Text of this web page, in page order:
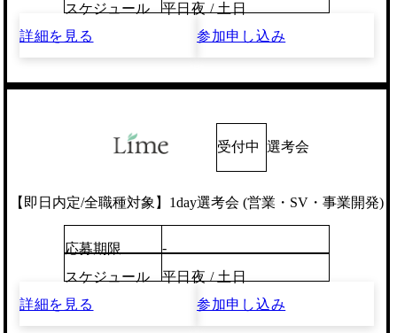
スケジュール
平日夜 / 土日
詳細を見る
参加申し込み
受付中 選考会
【即日内定/全職種対象】1day選考会 (営業・SV・事業開発)
応募期限
-
スケジュール
平日夜 / 土日
詳細を見る
参加申し込み